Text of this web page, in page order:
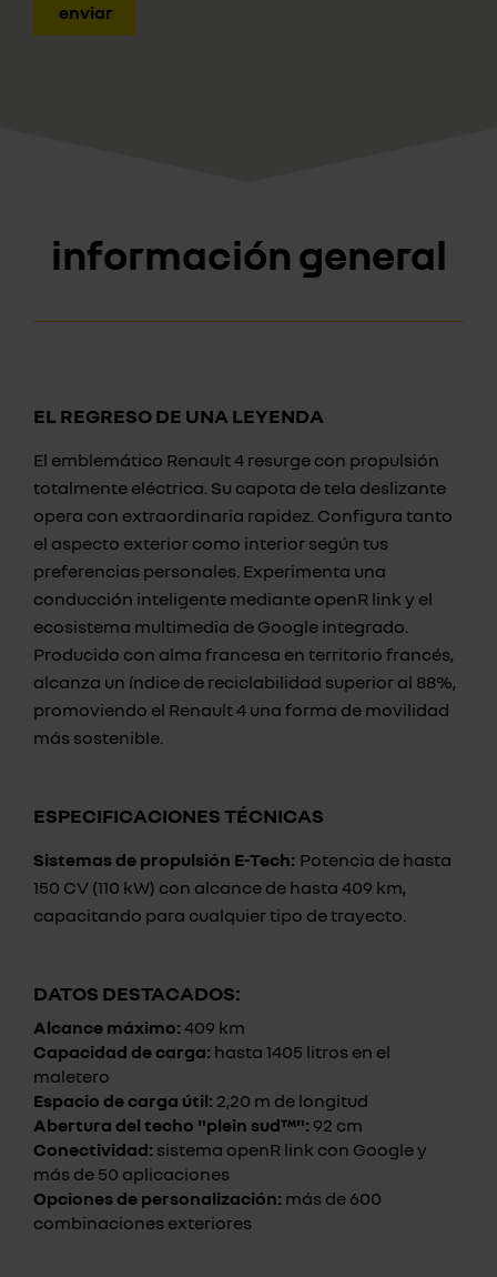
enviar
información general
EL REGRESO DE UNA LEYENDA
El emblemático Renault 4 resurge con propulsión
totalmente eléctrica. Su capota de tela deslizante
opera con extraordinaria rapidez. Configura tanto
el aspecto exterior como interior según tus
preferencias personales. Experimenta una
conducción inteligente mediante openR link y el
ecosistema multimedia de Google integrado.
Producido con alma francesa en territorio francés,
alcanza un índice de reciclabilidad superior al 88%,
promoviendo el Renault 4 una forma de movilidad
más sostenible.
ESPECIFICACIONES TÉCNICAS
Sistemas de propulsión E-Tech: Potencia de hasta
150 CV (110 kW) con alcance de hasta 409 km,
capacitando para cualquier tipo de trayecto.
DATOS DESTACADOS:
Alcance máximo: 409 km
Capacidad de carga: hasta 1405 litros en el
maletero
Espacio de carga útil: 2,20 m de longitud
Abertura del techo "plein sud™": 92 cm
Conectividad: sistema openR link con Google y
más de 50 aplicaciones
Opciones de personalización: más de 600
combinaciones exteriores